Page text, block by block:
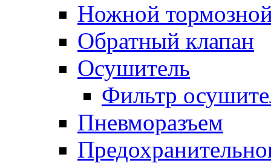
Ножной
Обратный клапан
Осушитель
Фильтр
Пневморазъем